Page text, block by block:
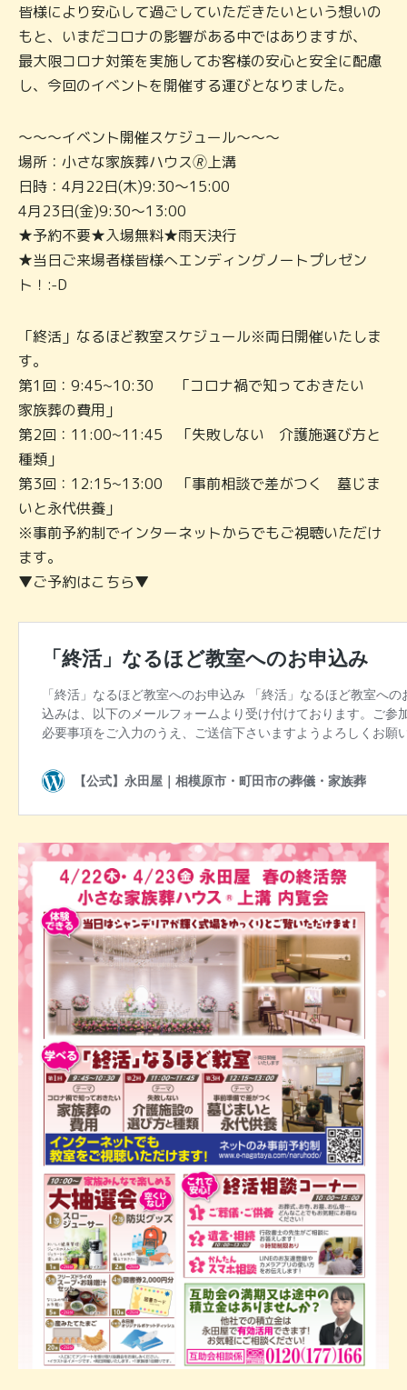
皆様により安心して過ごしていただきたいという想いの
もと、いまだコロナの影響がある中ではありますが、
最大限コロナ対策を実施してお客様の安心と安全に配慮
し、今回のイベントを開催する運びとなりました。
～～～イベント開催スケジュール～～～
場所：小さな家族葬ハウス🄬上溝
日時：4月22日(木)9:30～15:00
4月23日(金)9:30～13:00
★予約不要★入場無料★雨天決行
★当日ご来場者様皆様へエンディングノートプレゼン
ト！:-D
「終活」なるほど教室スケジュール※両日開催いたしま
す。
第1回：9:45~10:30 「コロナ禍で知っておきたい
家族葬の費用」
第2回：11:00~11:45 「失敗しない 介護施選び方と
種類」
第3回：12:15~13:00 「事前相談で差がつく 墓じま
いと永代供養」
※事前予約制でインターネットからでもご視聴いただけ
ます。
▼ご予約はこちら▼